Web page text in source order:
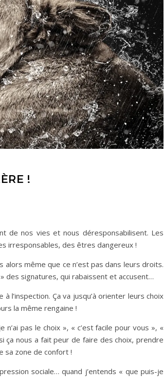
!
de nos vies et nous déresponsabilisent. Les
irresponsables, des êtres dangereux !
même que ce n’est pas dans leurs droits.
des signatures, qui rabaissent et accusent…
l’inspection. Ça va jusqu’à orienter leurs choix
la même rengaine !
pas le choix », « c’est facile pour vous », «
ça nous a fait peur de faire des choix, prendre
sa zone de confort !
sociale… quand j’entends « que puis-je